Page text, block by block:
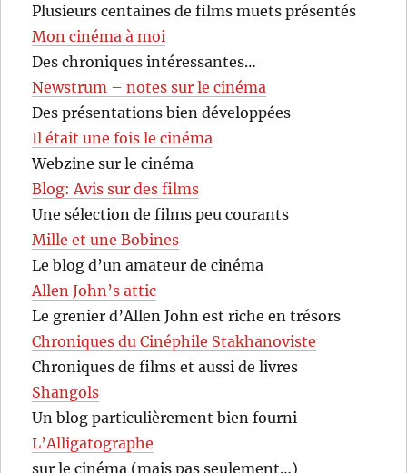
Plusieurs centaines de films muets présentés
Mon cinéma à moi
Des chroniques intéressantes…
Newstrum – notes sur le cinéma
Des présentations bien développées
Il était une fois le cinéma
Webzine sur le cinéma
Blog: Avis sur des films
Une sélection de films peu courants
Mille et une Bobines
Le blog d’un amateur de cinéma
Allen John’s attic
Le grenier d’Allen John est riche en trésors
Chroniques du Cinéphile Stakhanoviste
Chroniques de films et aussi de livres
Shangols
Un blog particulièrement bien fourni
L’Alligatographe
sur le cinéma (mais pas seulement…)